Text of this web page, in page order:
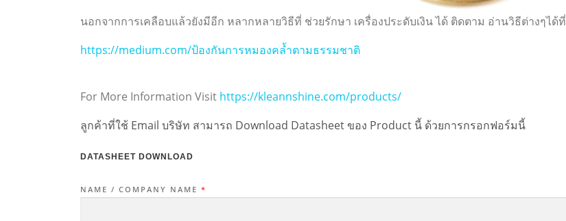
นอกจากการเคลือบแล้วยังมีอีก หลากหลายวิธีที่ ช่วยรักษา เครื่องประดับเงิน ได้ ติดตาม อ่านวิธีต่างๆได้ที่
https://medium.com/ป้องกันการหมองคล้ำตามธรรมชาติ
For More Information Visit https://kleannshine.com/products/
ลูกค้าที่ใช้ Email บริษัท สามารถ Download Datasheet ของ Product นี้ ด้วยการกรอกฟอร์มนี้
DATASHEET DOWNLOAD
NAME / COMPANY NAME *